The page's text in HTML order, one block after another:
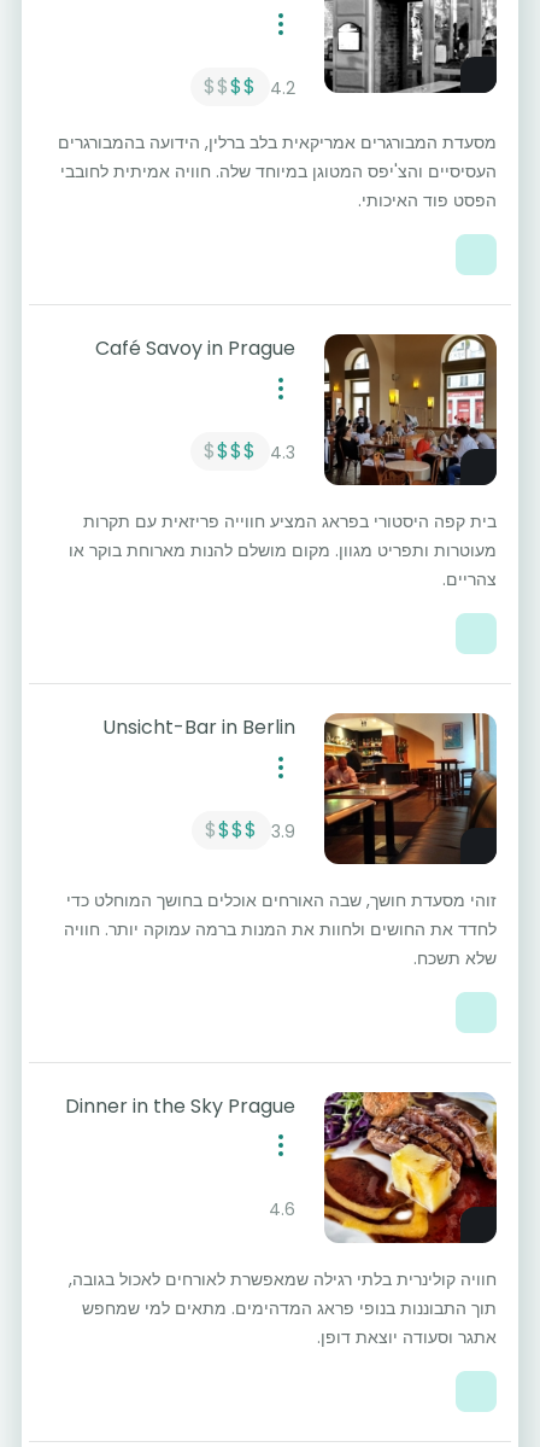
4.2
$$
$$
מסעדת המבורגרים אמריקאית בלב ברלין, הידועה בהמבורגרים
העסיסיים והצ'יפס המטוגן במיוחד שלה. חוויה אמיתית לחובבי
הפסט פוד האיכותי.
Café Savoy in Prague
4.3
$$$
$
בית קפה היסטורי בפראג המציע חווייה פריזאית עם תקרות
מעוטרות ותפריט מגוון. מקום מושלם להנות מארוחת בוקר או
צהריים.
Unsicht-Bar in Berlin
3.9
$$$
$
זוהי מסעדת חושך, שבה האורחים אוכלים בחושך המוחלט כדי
לחדד את החושים ולחוות את המנות ברמה עמוקה יותר. חוויה
שלא תשכח.
Dinner in the Sky Prague
4.6
חוויה קולינרית בלתי רגילה שמאפשרת לאורחים לאכול בגובה,
תוך התבוננות בנופי פראג המדהימים. מתאים למי שמחפש
אתגר וסעודה יוצאת דופן.